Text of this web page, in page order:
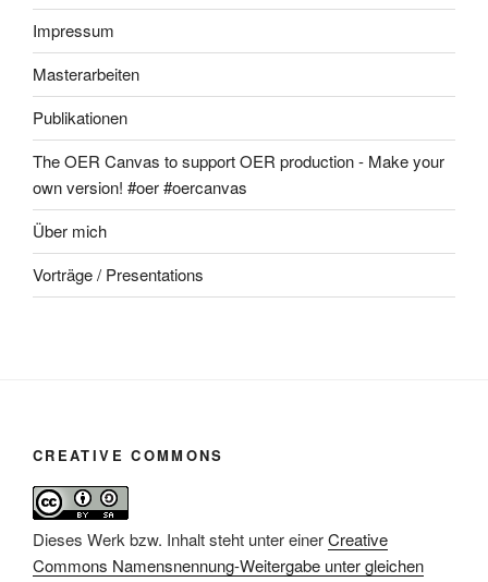
Impressum
Masterarbeiten
Publikationen
The OER Canvas to support OER production - Make your
own version! #oer #oercanvas
Über mich
Vorträge / Presentations
CREATIVE COMMONS
Dieses Werk bzw. Inhalt steht unter einerCreative
Commons Namensnennung-Weitergabe unter gleichen